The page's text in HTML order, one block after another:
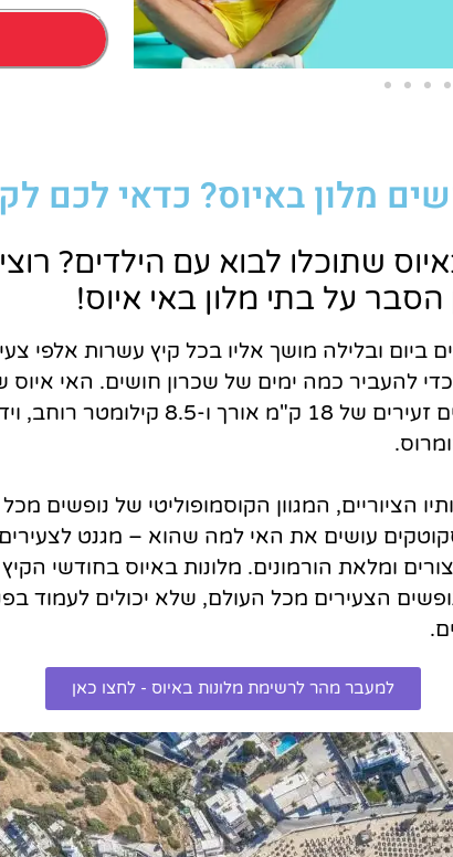
מלון באיוס? כדאי לכם
שתוכלו לבוא עם הילדים?
הסבר על בתי מלון באי איוס!
ביום ובלילה מושך אליו בכל קיץ עשרות אלפי
להעביר כמה ימים של שכרון חושים. האי איוס
הים האגאי, מחזיק במימדים זעירים של 18
הציוריים, המגוון הקוסמופוליטי של נופשים
עושים את האי למה שהוא – מגנט
ומלאת הורמונים. מלונות באיוס בחודשי
הצעירים מכל העולם, שלא יכולים לעמוד
למעבר מהר לרשימת מלונות באיוס - לחצו כאן